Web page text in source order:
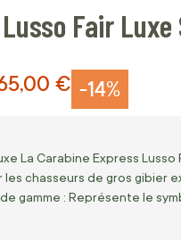
Fair Luxe
-14%
€
La Carabine Express
chasseurs de gros gibier
gamme : Représente le